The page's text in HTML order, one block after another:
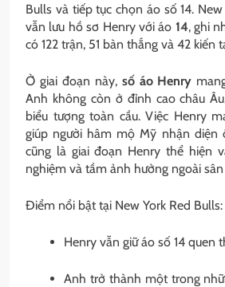
Bulls và tiếp tục chọn áo số 14.
vẫn lưu hồ sơ Henry với áo 14, ghi
có 122 trận, 51 bàn thắng và 42 kiến
Ở giai đoạn này, số áo Henry
Anh không còn ở đỉnh cao châu
biểu tượng toàn cầu. Việc Henry
giúp người hâm mộ Mỹ nhận diện
cũng là giai đoạn Henry thể hiện
nghiệm và tầm ảnh hưởng ngoài sân
Điểm nổi bật tại New York Red Bulls:
Henry vẫn giữ áo số 14 quen
Anh trở thành một trong